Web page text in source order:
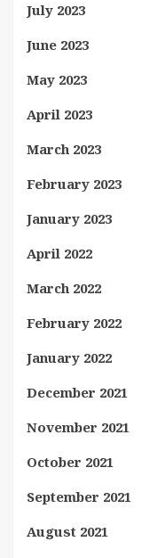
July 2023
June 2023
May 2023
April 2023
March 2023
February 2023
January 2023
April 2022
March 2022
February 2022
January 2022
December 2021
November 2021
October 2021
September 2021
August 2021